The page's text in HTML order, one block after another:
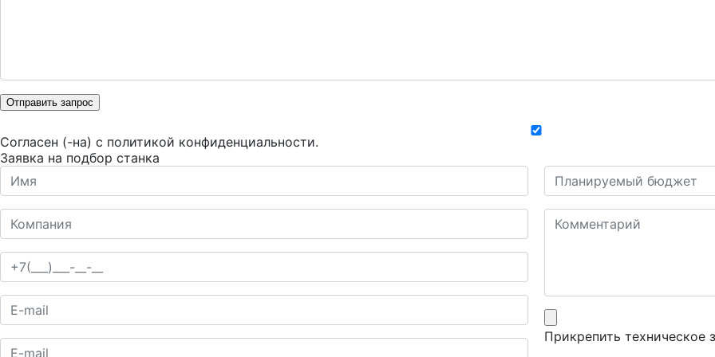
Отправить запрос
Согласен (-на) с политикой конфиденциальности.
Заявка на подбор станка
Прикрепить техническое